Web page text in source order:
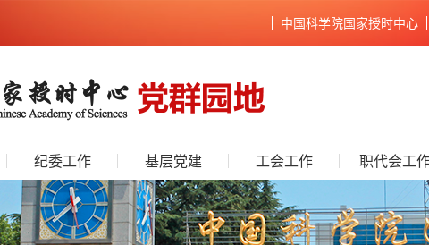
中国科学院国家授时中心
纪委工作 基层党建 工会工作 职代会工